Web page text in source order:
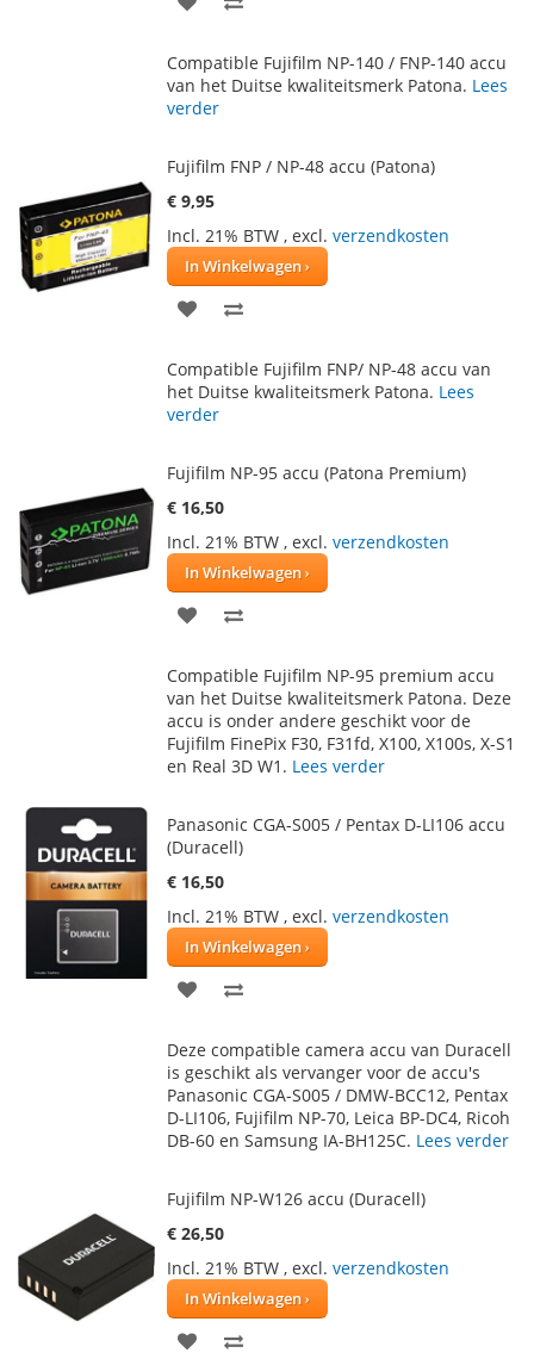
AAN TE
Compatible Fujifilm NP-140 / FNP-140 accu
van het Duitse kwaliteitsmerk Patona. Lees
verder
Fujifilm FNP / NP-48 accu (Patona)
€ 9,95
Incl. 21% BTW , excl. verzendkosten
In Winkelwagen
VOEG
AAN TE
Compatible Fujifilm FNP/ NP-48 accu van
het Duitse kwaliteitsmerk Patona. Lees
verder
Fujifilm NP-95 accu (Patona Premium)
€ 16,50
Incl. 21% BTW , excl. verzendkosten
In Winkelwagen
VOEG
AAN
VERLANGLIJST
TE
VERGELIJKEN
Compatible Fujifilm NP-95 premium accu
van het Duitse kwaliteitsmerk Patona. Deze
accu is onder andere geschikt voor de
Fujifilm FinePix F30, F31fd, X100, X100s, X-S1
en Real 3D W1. Lees verder
Panasonic CGA-S005 / Pentax D-LI106 accu
(Duracell)
€ 16,50
Incl. 21% BTW , excl. verzendkosten
In Winkelwagen
VOEG
AAN
VERLANGLIJST
TE
VERGELIJKEN
Deze compatible camera accu van Duracell
is geschikt als vervanger voor de accu's
Panasonic CGA-S005 / DMW-BCC12, Pentax
D-LI106, Fujifilm NP-70, Leica BP-DC4, Ricoh
DB-60 en Samsung IA-BH125C. Lees verder
Fujifilm NP-W126 accu (Duracell)
€ 26,50
Incl. 21% BTW , excl. verzendkosten
In Winkelwagen
VOEG